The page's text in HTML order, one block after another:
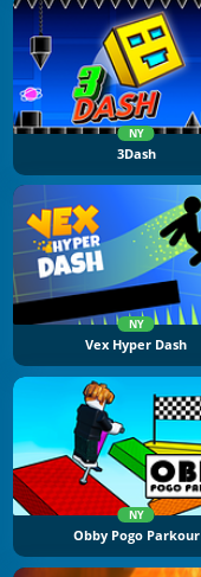
NY
3Dash
NY
Vex Hyper Dash
NY
Obby Pogo Parkour